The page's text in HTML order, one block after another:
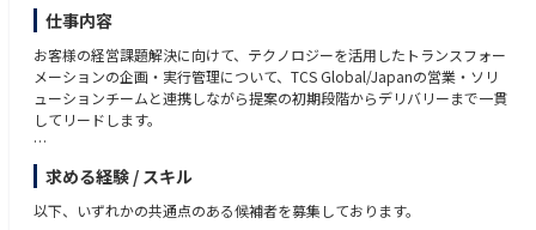
仕事内容
お客様の経営課題解決に向けて、テクノロジーを活用したトランスフォー
メーションの企画・実行管理について、TCS Global/Japanの営業・ソリ
ューションチームと連携しながら提案の初期段階からデリバリーまで一貫
してリードします。
以下の5つの領域のトランスフォーメーションの企画・実行の経験のある
プロフェッショナルを募集します。
(1) CX Transformation: デジタルを活用したマーケティング、顧客接点・
求める経験 / スキル
以下、いずれかの共通点のある候補者を募集しております。